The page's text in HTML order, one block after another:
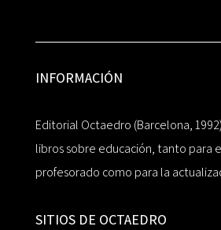
INFORMACIÓN
Editorial Octaedro (Barcelona,
libros sobre educación, tanto para
profesorado como para la
SITIOS DE OCTAEDRO